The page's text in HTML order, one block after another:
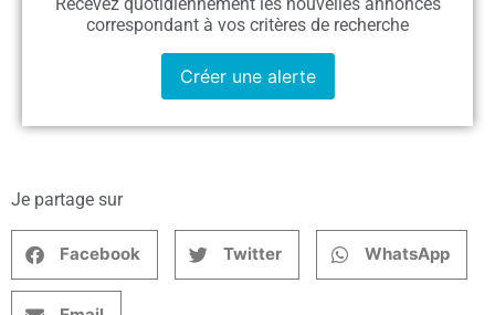
correspondant à vos critères de recherche
Créer une alerte
Je partage sur
Facebook Twitter WhatsApp